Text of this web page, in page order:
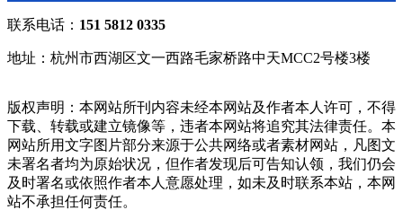
联系电话： 151 5812 0335
地址：杭州市西湖区文一西路毛家桥路中天MCC2号楼3楼
版权声明：本网站所刊内容未经本网站及作者本人许可，不得
下载、转载或建立镜像等，违者本网站将追究其法律责任。本
网站所用文字图片部分来源于公共网络或者素材网站，凡图文
未署名者均为原始状况，但作者发现后可告知认领，我们仍会
及时署名或依照作者本人意愿处理，如未及时联系本站，本网
站不承担任何责任。